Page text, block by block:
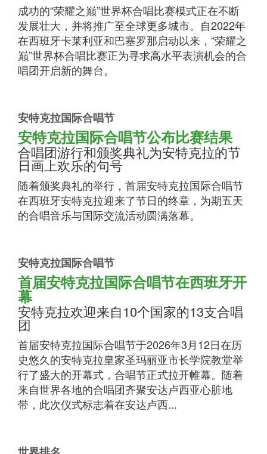
成功的“荣耀之巅”世界杯合唱比赛模式正在不断
发展壮大，并将推广至全球更多城市。自2022年
在西班牙卡莱利亚和巴塞罗那启动以来，“荣耀之
巅”世界杯合唱比赛正为寻求高水平表演机会的合
唱团开启新的舞台。
安特克拉国际合唱节
安特克拉国际合唱节公布比赛结果
合唱团游行和颁奖典礼为安特克拉的节
日画上欢乐的句号
随着颁奖典礼的举行，首届安特克拉国际合唱节
在西班牙安特克拉迎来了节日的终章，为期五天
的合唱音乐与国际交流活动圆满落幕。
安特克拉国际合唱节
首届安特克拉国际合唱节在西班牙开
幕
安特克拉欢迎来自10个国家的13支合唱
团
首届安特克拉国际合唱节于2026年3月12日在历
史悠久的安特克拉皇家圣玛丽亚市长学院教堂举
行了盛大的开幕式，合唱节正式拉开帷幕。随着
来自世界各地的合唱团齐聚安达卢西亚心脏地
带，此次仪式标志着在安达卢西...